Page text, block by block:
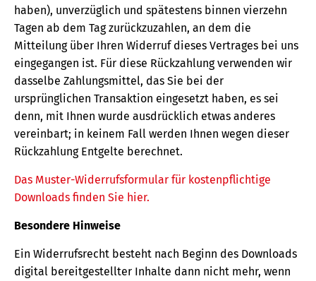
haben), unverzüglich und spätestens binnen vierzehn
Tagen ab dem Tag zurückzuzahlen, an dem die
Mitteilung über Ihren Widerruf dieses Vertrages bei uns
eingegangen ist. Für diese Rückzahlung verwenden wir
dasselbe Zahlungsmittel, das Sie bei der
ursprünglichen Transaktion eingesetzt haben, es sei
denn, mit Ihnen wurde ausdrücklich etwas anderes
vereinbart; in keinem Fall werden Ihnen wegen dieser
Rückzahlung Entgelte berechnet.
Das Muster-Widerrufsformular für kostenpflichtige
Downloads finden Sie hier.
Besondere Hinweise
Ein Widerrufsrecht besteht nach Beginn des Downloads
digital bereitgestellter Inhalte dann nicht mehr, wenn